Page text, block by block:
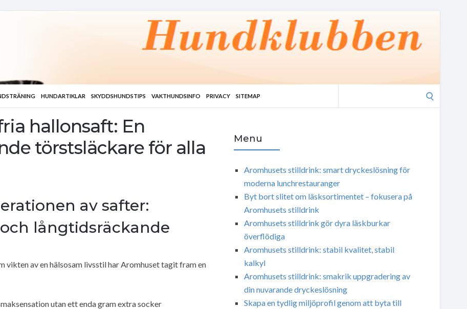
HUNDARTIKLAR SKYDDSHUNDSTIPS VAKTHUNDSINFO PRIVACY SITEMAP
hallonsaft: En
törstsläckare för alla
av safter:
långtidsräckande
vikten av en hälsosam livsstil har Aromhuset tagit fram en
utan ett enda gram extra socker
Menu
Aromhusets stilldrink: smart dryckeslösning för
moderna lunchrestauranger
Byt bort slitet om läsksortimentet – fokusera på
Aromhusets stilldrink
Aromhusets stilldrink gör dyra läskburkar
överflödiga
Aromhusets stilldrink: stabil kvalitet, stabil
kalkyl
Aromhusets stilldrink: smakrik uppgradering av
din nuvarande dryckeslösning
Skapa en tydlig miljöprofil genom att byta till